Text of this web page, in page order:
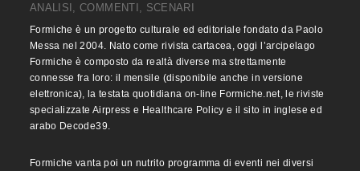
ANALISI, COMMENTI, SCENARI
Formiche è un progetto culturale ed editoriale fondato da Paolo
Messa nel 2004. Nato come rivista cartacea, oggi l’arcipelago
Formiche è composto da realtà diverse ma strettamente
connesse fra loro: il mensile (disponibile anche in versione
elettronica), la testata quotidiana on-line Formiche.net, le riviste
specializzate Airpress e Healthcare Policy e il sito in inglese ed
arabo Decode39.
Formiche vanta poi un nutrito programma di eventi nei diversi